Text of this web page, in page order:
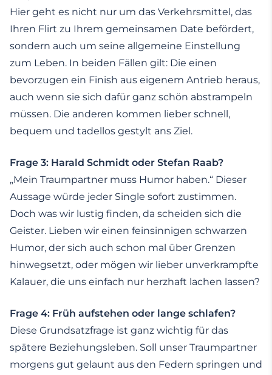
Hier geht es nicht nur um das Verkehrsmittel, das
Ihren Flirt zu Ihrem gemeinsamen Date befördert,
sondern auch um seine allgemeine Einstellung
zum Leben. In beiden Fällen gilt: Die einen
bevorzugen ein Finish aus eigenem Antrieb heraus,
auch wenn sie sich dafür ganz schön abstrampeln
müssen. Die anderen kommen lieber schnell,
bequem und tadellos gestylt ans Ziel.
Frage 3: Harald Schmidt oder Stefan Raab?
„Mein Traumpartner muss Humor haben.“ Dieser
Aussage würde jeder Single sofort zustimmen.
Doch was wir lustig finden, da scheiden sich die
Geister. Lieben wir einen feinsinnigen schwarzen
Humor, der sich auch schon mal über Grenzen
hinwegsetzt, oder mögen wir lieber unverkrampfte
Kalauer, die uns einfach nur herzhaft lachen lassen?
Frage 4: Früh aufstehen oder lange schlafen?
Diese Grundsatzfrage ist ganz wichtig für das
spätere Beziehungsleben. Soll unser Traumpartner
morgens gut gelaunt aus den Federn springen und